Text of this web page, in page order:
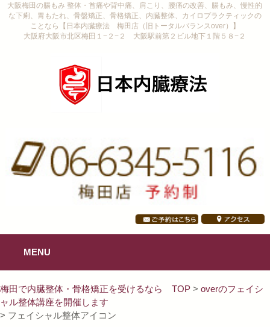
大阪梅田の腸もみ 整体・首痛や背中痛、肩こり、腰痛の改善、腸もみ、慢性的
な下痢、胃もたれ、骨盤矯正、骨格矯正、内臓整体、カイロプラクティックの
ことなら【日本内臓療法 梅田店（旧トータルバランスover）】
大阪府大阪市北区梅田１−２−２ 大阪駅前第２ビル地下１階５８−２
MENU
梅田で内臓整体・骨格矯正を受けるなら TOP > overのフェイシ
ャル整体講座を開催します
> フェイシャル整体アイコン